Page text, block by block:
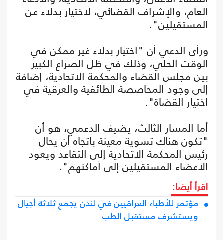
العام، والإشراف القضائي، لاختيار بدلاء عن
المستقيلين".
ورأى الدعي أن "اختيار بدلاء غير ممكن في
الوقت الحلي، وذلك في ظل الصراع الكبير
بين مجلس القضاء والمحكمة الاتحادية، إضافة
إلى وجود المحاصصة الطائفية والعرقية في
اختيار القضاة".
أما المسار الثالث، يضيف الدعمي، هو أن
"تكون هناك تسوية معينة باتجاه أن يحال
رئيس المحكمة الاتحادية إلى التقاعد ويعود
الأعضاء المستقيلين إلى أماكنهم".
اقرأ أيضا:
مؤتمر للأطباء العراقيين في لندن يجمع ثلاثة أجيال
ويستشرف مستقبل الطب